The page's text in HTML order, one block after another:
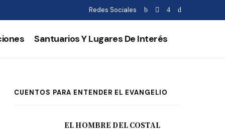
Redes Sociales
Santuarios Y Lugares De Interés
CUENTOS PARA ENTENDER EL EVANGELIO
EL HOMBRE DEL COSTAL